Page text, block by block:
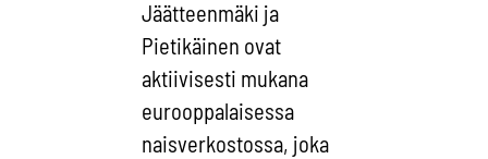
Jäätteenmäki ja
Pietikäinen ovat
aktiivisesti mukana
eurooppalaisessa
naisverkostossa, joka